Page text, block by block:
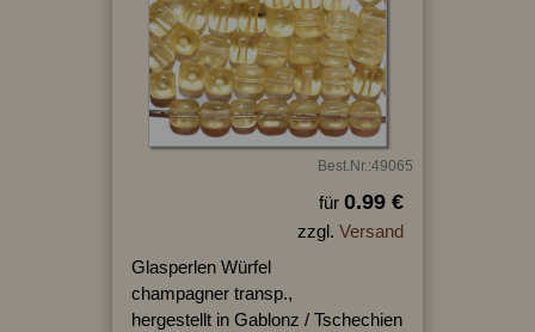
Best.Nr.:49065
für 0.99 €
zzgl. Versand
Glasperlen Würfel
champagner transp.,
hergestellt in Gablonz / Tschechien